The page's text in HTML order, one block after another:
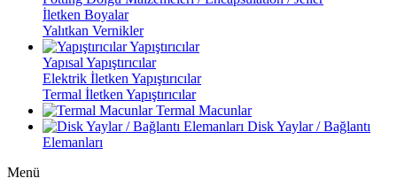
İletken Boyalar
Yalıtkan Vernikler
Yapıştırıcılar
Yapısal Yapıştırıcılar
Elektrik İletken Yapıştırıcılar
Termal İletken Yapıştırıcılar
Termal Macunlar
Disk Yaylar / Bağlantı
Elemanları
Menü